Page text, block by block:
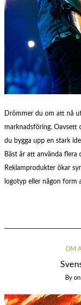
Drömmer du om att nå
marknadsföring. Oavsett
du bygga upp en stark
Bäst är att använda flera
Reklamprodukter ökar
logotyp eller någon form
OM
By on